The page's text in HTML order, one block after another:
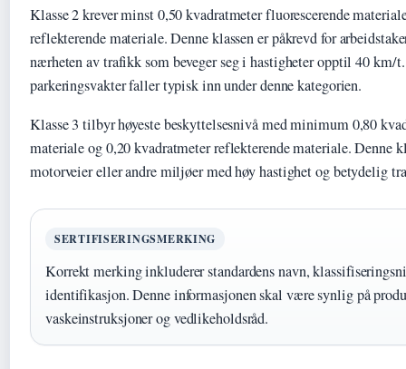
Klasse 2 krever minst 0,50 kvadratmeter fluorescerende
reflekterende materiale. Denne klassen er påkrevd for
nærheten av trafikk som beveger seg i hastigheter opptil 40 km/
parkeringsvakter faller typisk inn under denne kategorien.
Klasse 3 tilbyr høyeste beskyttelsesnivå med minimum 0,80
materiale og 0,20 kvadratmeter reflekterende materiale. Denne
motorveier eller andre miljøer med høy hastighet og betydelig
SERTIFISERINGSMERKING
Korrekt merking inkluderer standardens navn,
identifikasjon. Denne informasjonen skal være synlig på
vaskeinstruksjoner og vedlikeholdsråd.